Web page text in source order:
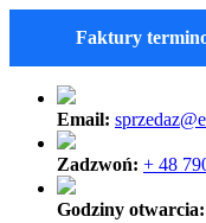
Faktury
Email:
Zadzwoń: + 48
Godziny otwarcia: